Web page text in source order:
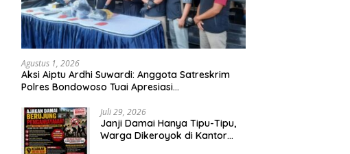
Agustus 1, 2026
Aksi Aiptu Ardhi Suwardi: Anggota Satreskrim
Polres Bondowoso Tuai Apresiasi
Tumbang
Juli 29, 2026
Janji Damai Hanya Tipu-Tipu,
Warga Dikeroyok di Kantor